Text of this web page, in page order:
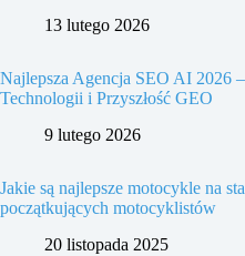
13 lutego 2026
Najlepsza Agencja SEO AI 2026
Technologii i Przyszłość GEO
9 lutego 2026
Jakie są najlepsze motocykle na
początkujących motocyklistów
20 listopada 2025